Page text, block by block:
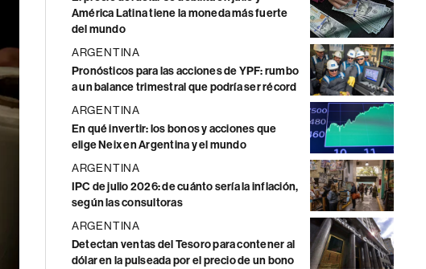
América Latina tiene la moneda más fuerte
del mundo
ARGENTINA
Pronósticos para las acciones de YPF: rumbo
a un balance trimestral que podría ser récord
ARGENTINA
En qué invertir: los bonos y acciones que
elige Neix en Argentina y el mundo
ARGENTINA
IPC de julio 2026: de cuánto sería la inflación,
según las consultoras
ARGENTINA
Detectan ventas del Tesoro para contener al
dólar en la pulseada por el precio de un bono